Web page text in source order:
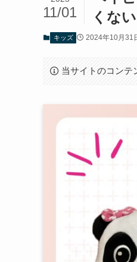
くな
11/01
キッズ 2024年10月31
当サイトのコンテ